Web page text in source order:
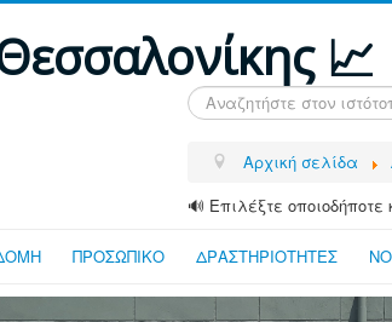
📈
Αναζήτηση...
Αρχική σελίδα
🔊 Επιλέξτε
ΠΡΟΣΩΠΙΚΟ ΔΡΑΣΤΗΡΙΟΤΗΤΕΣ